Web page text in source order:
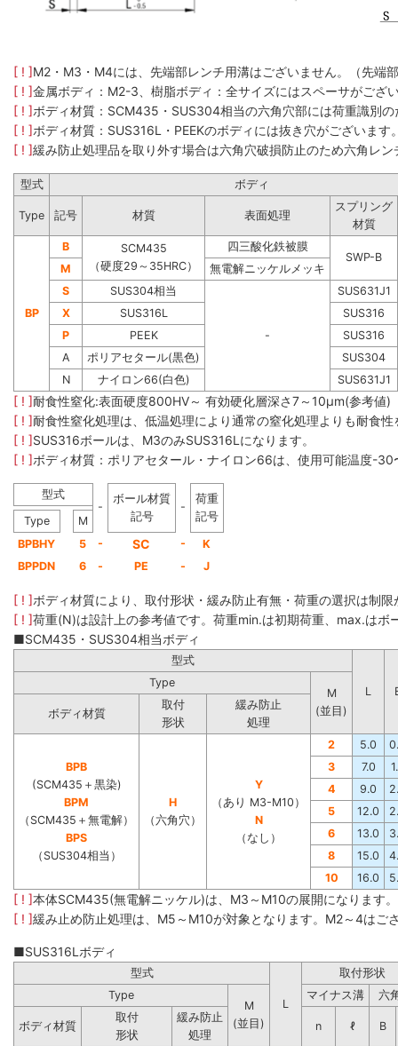
[ ! ]M2・M3・M4には、先端部レンチ用溝はございません。（先端
[ ! ]金属ボディ：M2-3、樹脂ボディ：全サイズにはスペーサがござ
[ ! ]ボディ材質：SCM435​・SUS304​相当の六角穴部には荷重識別
[ ! ]ボディ材質：SUS316L・PEEKのボディには抜き穴がございます
[ ! ]緩み防止処理品を取り外す場合は六角穴破損防止のため六角レ
型式 ボディ
Type 記号 材質 表面処理
スプリング
材質
BP
B
SCM435
（硬度29～35HRC）
四三酸化鉄被膜
SWP-B
M
無電解ニッケルメッキ
S
SUS304相当
-
SUS631J1
X
SUS316L
SUS316
P
PEEK
SUS316
A
ポリアセタール(黒色)
SUS304
N
ナイロン66(白色) SUS631J1
[ ! ]耐食性窒化:表面硬度800HV～ 有効硬化層深さ7～10μm(参考値)
[ ! ]耐食性窒化処理は、低温処理により通常の窒化処理よりも耐食
[ ! ]SUS316ボールは、M3のみSUS316Lになります。
[ ! ]ボディ材質：ポリアセタール・ナイロン66は、使用可能温度-
型式
-
ボール材質
記号
-
荷重
記号
Type
M
BPBHY
5 - SC -
K
BPPDN
6 - PE - J
[ ! ]ボディ材質により、取付形状・緩み防止有無・荷重の選択は制
[ ! ]荷重(N)は設計上の参考値です。荷重min.は初期荷重、max.は
■SCM435・SUS304相当ボディ
型式
L
Type
M
(並目)
ボディ材質
取付
形状
緩み防止
処理
BPB
(SCM435＋黒染)
BPM
（SCM435＋無電解）
BPS
（SUS304相当）
H
（六角穴）
Y
（あり M3-M10）
N
（なし）
2 5.0
3
7.0
4
9.0
5
12.0
6
13.0
8
15.0
10
16.0
[ ! ]本体SCM435(無電解ニッケル)は、M3～M10の展開になります
[ ! ]緩み止め防止処理は、M5～M10が対象となります。M2～4はご
■SUS316Lボディ
型式
L
取付形状
Type
M
(並目)
マイナス溝 六
ボディ材質
取付
形状
緩み防止
処理
n ℓ B